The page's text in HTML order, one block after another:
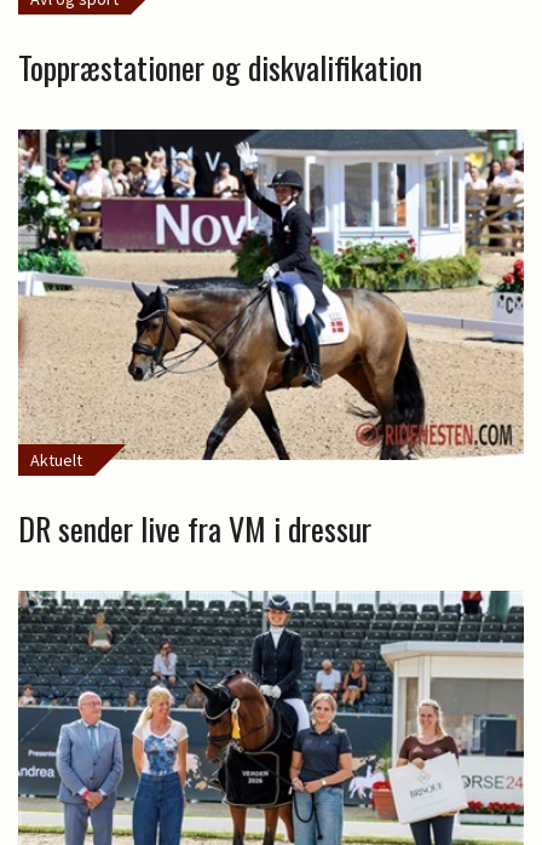
Toppræstationer og diskvalifikation
Aktuelt
DR sender live fra VM i dressur